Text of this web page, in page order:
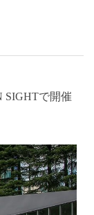
SIGHTで開催